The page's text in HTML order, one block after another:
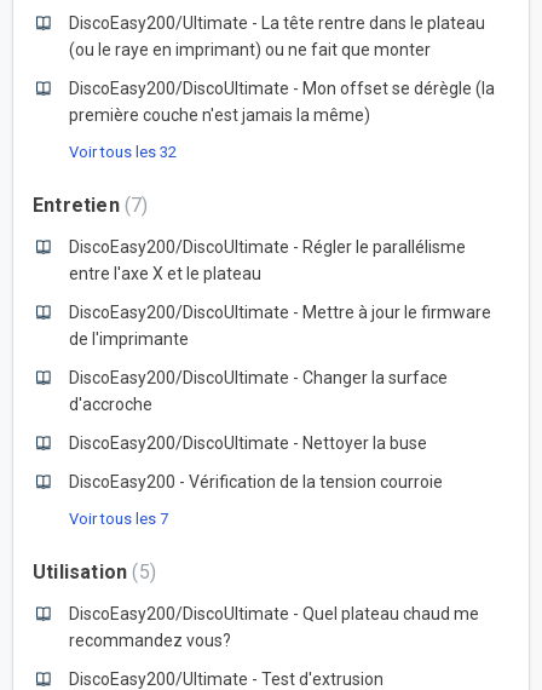
DiscoEasy200/Ultimate - La tête rentre dans le plateau
(ou le raye en imprimant) ou ne fait que monter
DiscoEasy200/DiscoUltimate - Mon offset se dérègle (la
première couche n'est jamais la même)
Voir tous les 32
Entretien 7
DiscoEasy200/DiscoUltimate - Régler le parallélisme
entre l'axe X et le plateau
DiscoEasy200/DiscoUltimate - Mettre à jour le firmware
de l'imprimante
DiscoEasy200/DiscoUltimate - Changer la surface
d'accroche
DiscoEasy200/DiscoUltimate - Nettoyer la buse
DiscoEasy200 - Vérification de la tension courroie
Voir tous les 7
Utilisation 5
DiscoEasy200/DiscoUltimate - Quel plateau chaud me
recommandez vous?
DiscoEasy200/Ultimate - Test d'extrusion